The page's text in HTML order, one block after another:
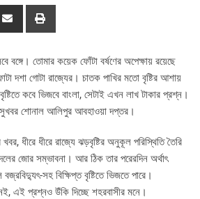
বঙ্গে। তোমার কয়েক ফোঁটা বর্ষণের অপেক্ষায় রয়েছে
দশা গোটা রাজ্যের। চাতক পাখির মতো বৃষ্টির আশায়
কবে ভিজবে বাংলা, সেটাই এখন লাখ টাকার প্রশ্ন।
শোনাল আলিপুর আবহাওয়া দপ্তর।
ধীরে ধীরে রাজ্যে ঝড়বৃষ্টির অনুকূল পরিস্থিতি তৈরি
জোর সম্ভাবনা। আর ঠিক তার পরেরদিন অর্থাৎ
বজ্রবিদ্যুৎ-সহ বিক্ষিপ্ত বৃষ্টিতে ভিজতে পারে।
এই প্রশ্নও উঁকি দিচ্ছে শহরবাসীর মনে।